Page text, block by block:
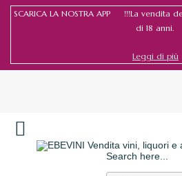
SCARICA LA NOSTRA APP !!!La vendita
di 18 anni.
Leggi di più
Search here...